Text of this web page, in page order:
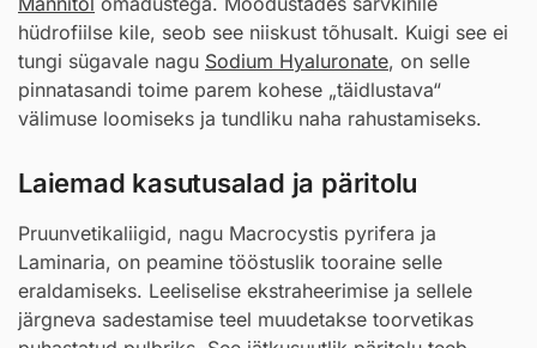
hüdrofiilse kile, seob see niiskust tõhusalt. Kuigi see ei
tungi sügavale nagu Sodium Hyaluronate, on selle
pinnatasandi toime parem kohese „täidlustava“
välimuse loomiseks ja tundliku naha rahustamiseks.
Laiemad kasutusalad ja päritolu
Pruunvetikaliigid, nagu Macrocystis pyrifera ja
Laminaria, on peamine tööstuslik tooraine selle
eraldamiseks. Leeliselise ekstraheerimise ja sellele
järgneva sadestamise teel muudetakse toorvetikas